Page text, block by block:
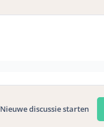
Nieuwe discussie starten